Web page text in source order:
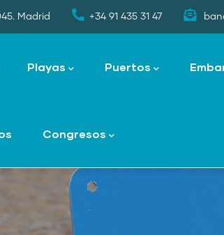
Madrid +34 91 435 31 47
Playas Puertos
Congresos